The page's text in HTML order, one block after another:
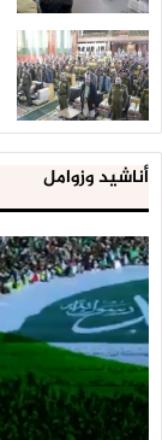
أناشيد وزوامل
العدو
الإسرائيلي
اعتقل
543
طفلا
فلسطينيا
خلال
2020